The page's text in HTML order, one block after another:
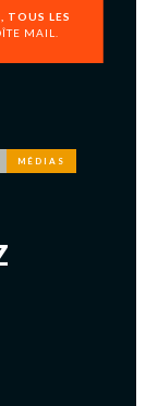
TOUS LES
MAIL.
MÉDIAS